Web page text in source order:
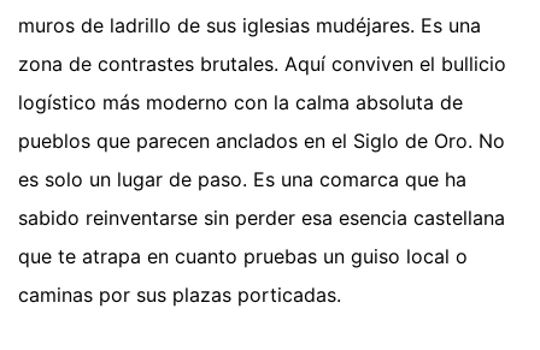
muros de ladrillo de sus iglesias mudéjares. Es una
zona de contrastes brutales. Aquí conviven el bullicio
logístico más moderno con la calma absoluta de
pueblos que parecen anclados en el Siglo de Oro. No
es solo un lugar de paso. Es una comarca que ha
sabido reinventarse sin perder esa esencia castellana
que te atrapa en cuanto pruebas un guiso local o
caminas por sus plazas porticadas.